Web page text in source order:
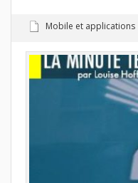
Mobile et applications